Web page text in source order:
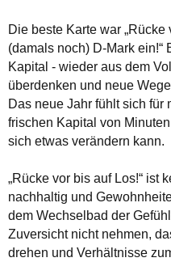
Die beste Karte war
(damals noch) D-Mark
Kapital - wieder aus dem
überdenken und neue
Das neue Jahr fühlt sich
frischen Kapital von
sich etwas verändern kann.
„Rücke vor bis auf Los!“ ist
nachhaltig und
dem Wechselbad der
Zuversicht nicht nehmen,
drehen und Verhältnisse